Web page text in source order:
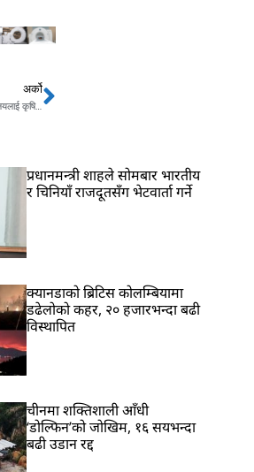
अर्को
विश्वविद्यालयलाई कृषिसँग जोड्ने कृषि मन्त्रीको योजनाNext
प्रधानमन्त्री शाहले सोमबार भारतीय
र चिनियाँ राजदूतसँग भेटवार्ता गर्ने
क्यानडाको ब्रिटिस कोलम्बियामा
डढेलोको कहर, २० हजारभन्दा बढी
विस्थापित
चीनमा शक्तिशाली आँधी
‘डोल्फिन’को जोखिम, १६ सयभन्दा
बढी उडान रद्द